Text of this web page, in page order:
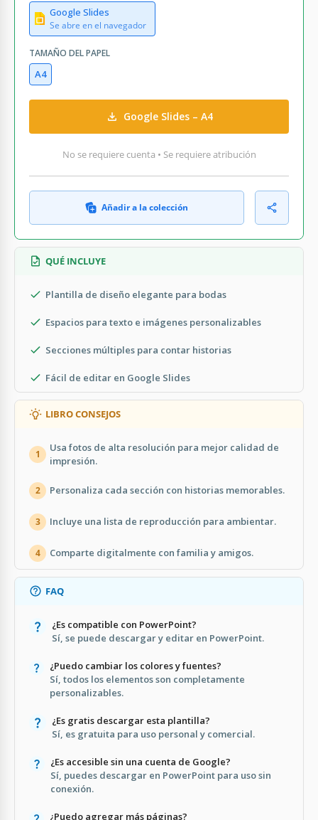
Google Slides
Se abre en el navegador
TAMAÑO DEL PAPEL
A4
Google Slides – A4
No se requiere cuenta • Se requiere atribución
Añadir a la colección
QUÉ INCLUYE
Plantilla de diseño elegante para bodas
Espacios para texto e imágenes personalizables
Secciones múltiples para contar historias
Fácil de editar en Google Slides
LIBRO CONSEJOS
1
Usa fotos de alta resolución para mejor calidad de
impresión.
2 Personaliza cada sección con historias memorables.
3 Incluye una lista de reproducción para ambientar.
4 Comparte digitalmente con familia y amigos.
FAQ
¿Es compatible con PowerPoint?
Sí, se puede descargar y editar en PowerPoint.
¿Puedo cambiar los colores y fuentes?
Sí, todos los elementos son completamente
personalizables.
¿Es gratis descargar esta plantilla?
Sí, es gratuita para uso personal y comercial.
¿Es accesible sin una cuenta de Google?
Sí, puedes descargar en PowerPoint para uso sin
conexión.
¿Puedo agregar más páginas?